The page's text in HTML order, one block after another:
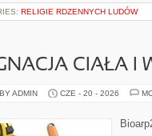
RELIGIE RDZENNYCH LUDÓW
CIAŁA I
ADMIN CZE - 20 - 2026